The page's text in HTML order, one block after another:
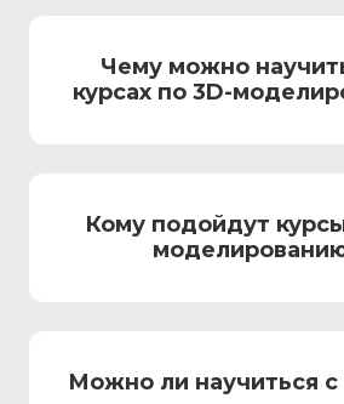
Чему можно
курсах по 3D-
Кому подойдут
Можно ли научиться с